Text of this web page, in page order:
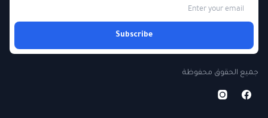
Subscribe
جميع الحقوق محفوظة